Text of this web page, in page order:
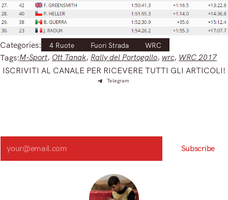
Categories: 4 Ruote Fuori Strada WRC
Tags:M-Sport, Ott Tanak, Rally del Portogallo, wrc, WRC 2017
ISCRIVITI AL CANALE PER RICEVERE TUTTI GLI ARTICOLI!
Telegram
Search
Subscribe